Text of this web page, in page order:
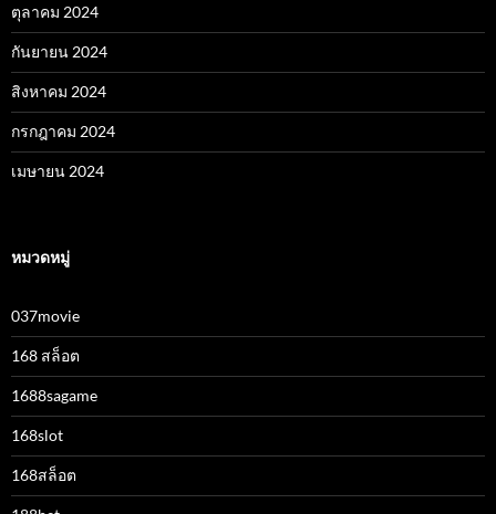
ตุลาคม 2024
กันยายน 2024
สิงหาคม 2024
กรกฎาคม 2024
เมษายน 2024
หมวดหมู่
037movie
168 สล็อต
1688sagame
168slot
168สล็อต